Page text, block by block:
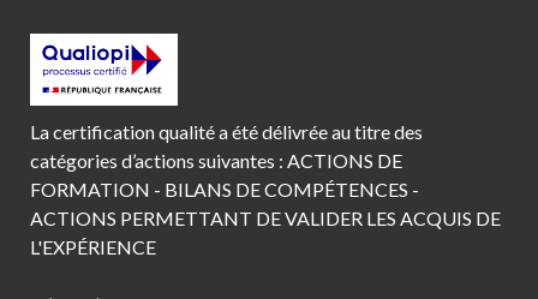
La certification qualité a été délivrée au titre des
catégories d’actions suivantes : ACTIONS DE
FORMATION - BILANS DE COMPÉTENCES -
ACTIONS PERMETTANT DE VALIDER LES ACQUIS DE
L'EXPÉRIENCE